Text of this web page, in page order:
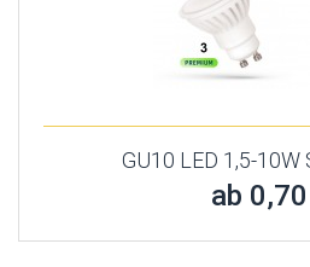
GU10 LED 1,5-10W
ab